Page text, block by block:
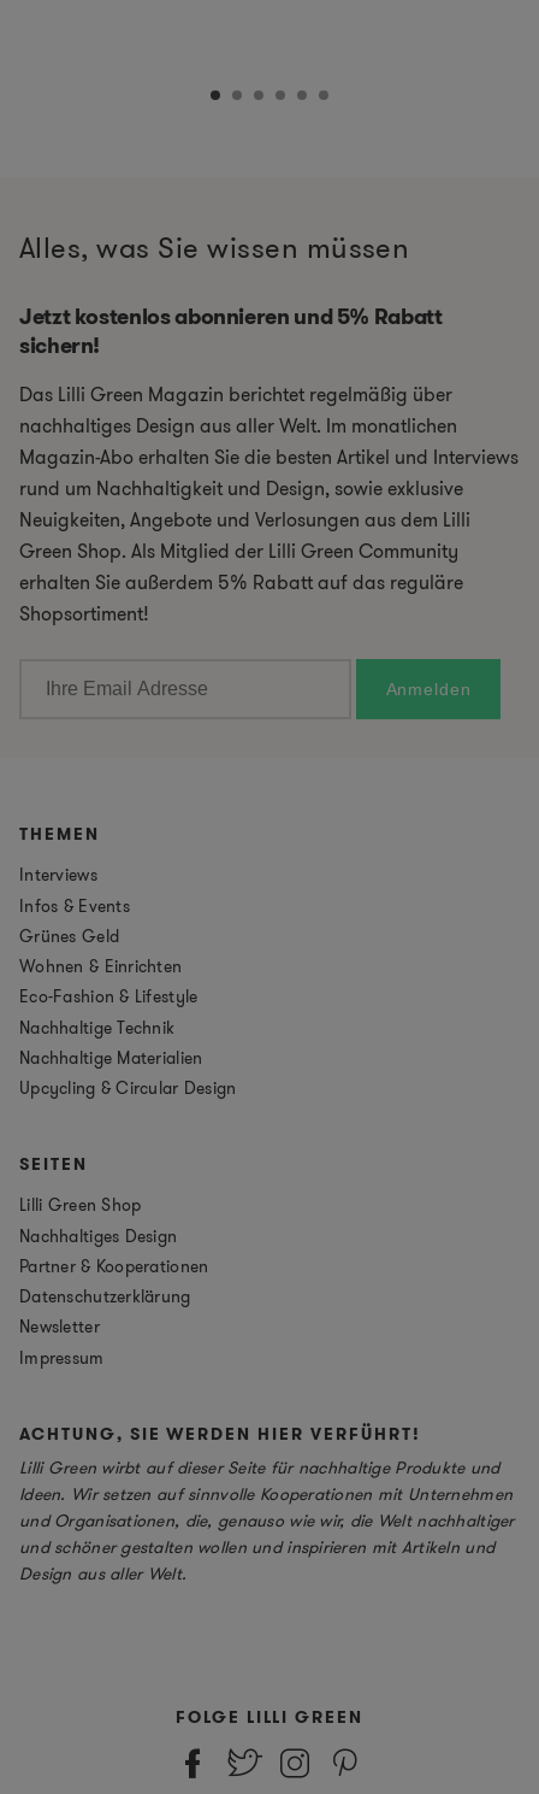
Alles, was Sie wissen müssen
Jetzt kostenlos abonnieren und 5% Rabatt
sichern!
Das Lilli Green Magazin berichtet regelmäßig über
nachhaltiges Design aus aller Welt. Im monatlichen
Magazin-Abo erhalten Sie die besten Artikel und Interviews
rund um Nachhaltigkeit und Design, sowie exklusive
Neuigkeiten, Angebote und Verlosungen aus dem Lilli
Green Shop. Als Mitglied der Lilli Green Community
erhalten Sie außerdem 5% Rabatt auf das reguläre
Shopsortiment!
THEMEN
Interviews
Infos & Events
Grünes Geld
Wohnen & Einrichten
Eco-Fashion & Lifestyle
Nachhaltige Technik
Nachhaltige Materialien
Upcycling & Circular Design
SEITEN
Lilli Green Shop
Nachhaltiges Design
Partner & Kooperationen
Datenschutzerklärung
Newsletter
Impressum
ACHTUNG, SIE WERDEN HIER VERFÜHRT!
Lilli Green wirbt auf dieser Seite für nachhaltige Produkte und
Ideen. Wir setzen auf sinnvolle Kooperationen mit Unternehmen
und Organisationen, die, genauso wie wir, die Welt nachhaltiger
und schöner gestalten wollen und inspirieren mit Artikeln und
Design aus aller Welt.
FOLGE LILLI GREEN